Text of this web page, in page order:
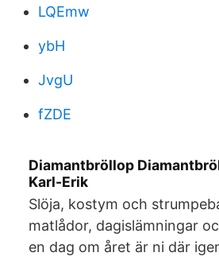
LQEmw
ybH
JvgU
fZDE
Diamantbröllop
Karl-Erik
Slöja, kostym och
matlådor, dagislämningar
en dag om året är ni där